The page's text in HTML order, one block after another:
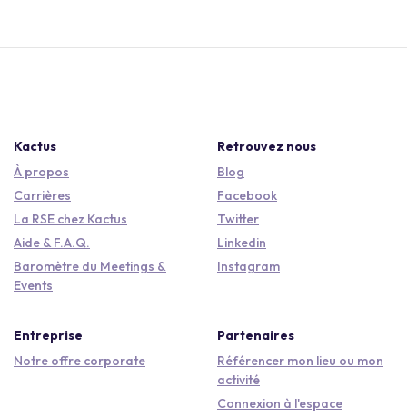
Kactus
À propos
Carrières
La RSE chez Kactus
Aide & F.A.Q.
Baromètre du Meetings &
Events
Retrouvez nous
Blog
Facebook
Twitter
Linkedin
Instagram
Entreprise
Notre offre corporate
Partenaires
Référencer mon lieu ou mon
activité
Connexion à l'espace